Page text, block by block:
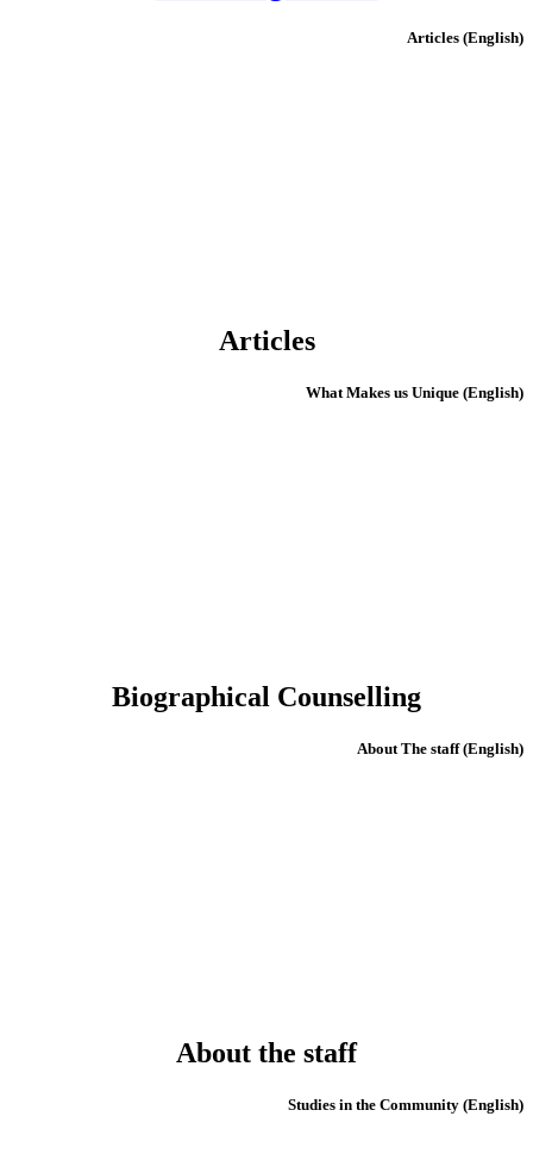
(English) Articles
Articles
(English) What Makes us Unique
Biographical Counselling
(English) About The staff
About the staff
(English) Studies in the Community